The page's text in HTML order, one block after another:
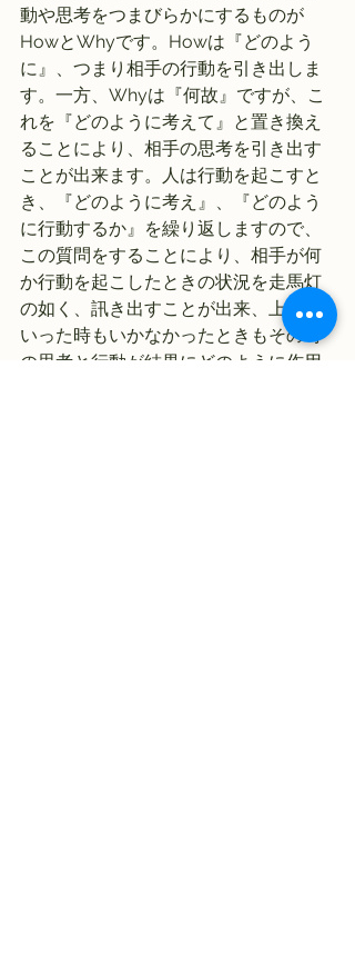
動や思考をつまびらかにするものが
HowとWhyです。Howは『どのよう
に』、つまり相手の行動を引き出しま
す。一方、Whyは『何故』ですが、こ
れを『どのように考えて』と置き換え
ることにより、相手の思考を引き出す
ことが出来ます。人は行動を起こすと
き、『どのように考え』、『どのよう
に行動するか』を繰り返しますので、
この質問をすることにより、相手が何
か行動を起こしたときの状況を走馬灯
の如く、訊き出すことが出来、上手く
いった時もいかなかったときもその時
の思考と行動が結果にどのように作用